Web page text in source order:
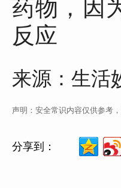
药物，因
反应
来源：生活
声明：安全常识内容仅供参考
分享到：